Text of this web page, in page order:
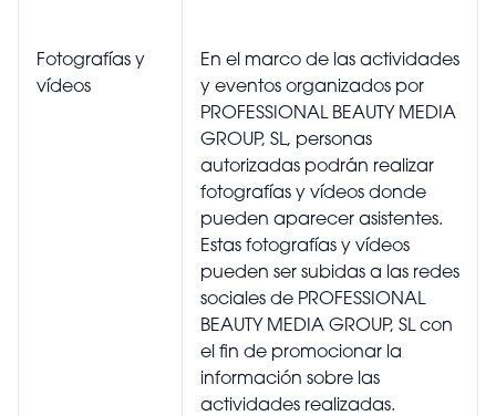
Fotografías y
vídeos
En el marco de las actividades
y eventos organizados por
PROFESSIONAL BEAUTY MEDIA
GROUP, SL, personas
autorizadas podrán realizar
fotografías y vídeos donde
pueden aparecer asistentes.
Estas fotografías y vídeos
pueden ser subidas a las redes
sociales de PROFESSIONAL
BEAUTY MEDIA GROUP, SL con
el fin de promocionar la
información sobre las
actividades realizadas.